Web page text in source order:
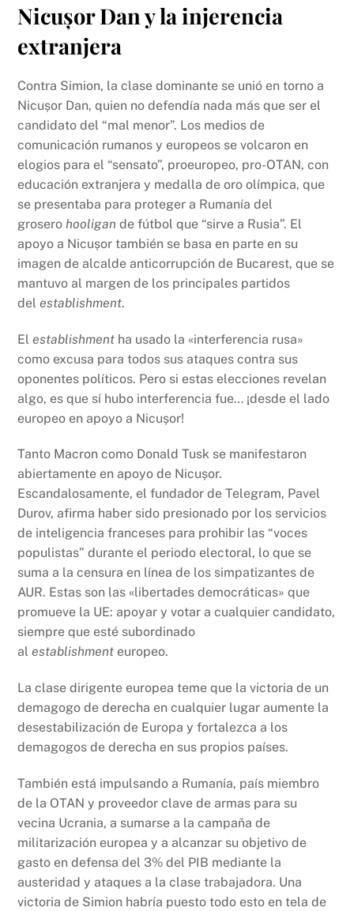
Nicușor Dan y la injerencia
extranjera
Contra Simion, la clase dominante se unió en torno a
Nicușor Dan, quien no defendía nada más que ser el
candidato del “mal menor”. Los medios de
comunicación rumanos y europeos se volcaron en
elogios para el “sensato”, proeuropeo, pro-OTAN, con
educación extranjera y medalla de oro olímpica, que
se presentaba para proteger a Rumanía del
groserohooligan de fútbol que “sirve a Rusia”. El
apoyo a Nicușor también se basa en parte en su
imagen de alcalde anticorrupción de Bucarest, que se
mantuvo al margen de los principales partidos
delestablishment.
Elestablishment ha usado la «interferencia rusa»
como excusa para todos sus ataques contra sus
oponentes políticos. Pero si estas elecciones revelan
algo, es que sí hubo interferencia fue… ¡desde el lado
europeo en apoyo a Nicușor!
Tanto Macron como Donald Tusk se manifestaron
abiertamente en apoyo de Nicușor.
Escandalosamente, el fundador de Telegram, Pavel
Durov, afirma haber sido presionado por los servicios
de inteligencia franceses para prohibir las “voces
populistas” durante el periodo electoral, lo que se
suma a la censura en línea de los simpatizantes de
AUR. Estas son las «libertades democráticas» que
promueve la UE: apoyar y votar a cualquier candidato,
siempre que esté subordinado
alestablishment europeo.
La clase dirigente europea teme que la victoria de un
demagogo de derecha en cualquier lugar aumente la
desestabilización de Europa y fortalezca a los
demagogos de derecha en sus propios países.
También está impulsando a Rumanía, país miembro
de la OTAN y proveedor clave de armas para su
vecina Ucrania, a sumarse a la campaña de
militarización europea y a alcanzar su objetivo de
gasto en defensa del 3% del PIB mediante la
austeridad y ataques a la clase trabajadora. Una
victoria de Simion habría puesto todo esto en tela de